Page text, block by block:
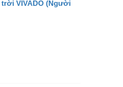
trời VIVADO (Người